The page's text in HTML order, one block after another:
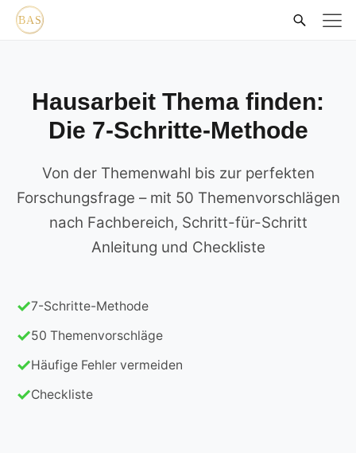
Hausarbeit Thema finden:
Die 7-Schritte-Methode
Von der Themenwahl bis zur perfekten
Forschungsfrage – mit 50 Themenvorschlägen
nach Fachbereich, Schritt-für-Schritt
Anleitung und Checkliste
7-Schritte-Methode
50 Themenvorschläge
Häufige Fehler vermeiden
Checkliste